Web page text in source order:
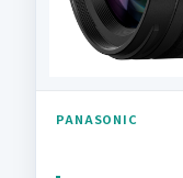
PANASONIC